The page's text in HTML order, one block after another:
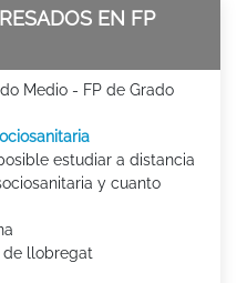
EN FP
Medio - FP de Grado
estudiar a distancia
y cuanto
de llobregat